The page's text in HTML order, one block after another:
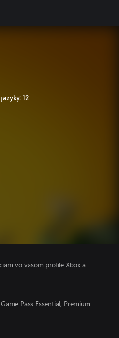
12
vo vašom profile Xbox a
Pass Essential, Premium